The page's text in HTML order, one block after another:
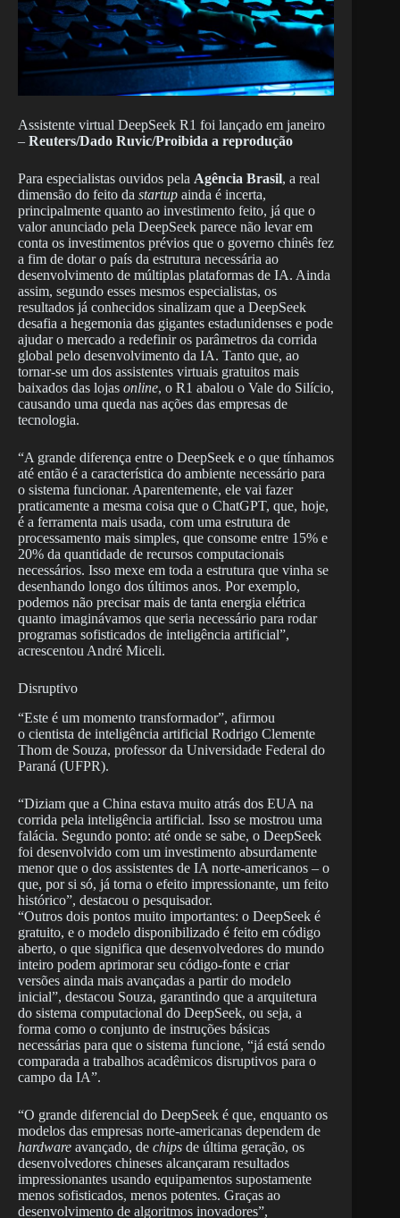
Assistente virtual DeepSeek R1 foi lançado em janeiro
– Reuters/Dado Ruvic/Proibida a reprodução
Para especialistas ouvidos pela Agência Brasil, a real
dimensão do feito da startup ainda é incerta,
principalmente quanto ao investimento feito, já que o
valor anunciado pela DeepSeek parece não levar em
conta os investimentos prévios que o governo chinês fez
a fim de dotar o país da estrutura necessária ao
desenvolvimento de múltiplas plataformas de IA. Ainda
assim, segundo esses mesmos especialistas, os
resultados já conhecidos sinalizam que a DeepSeek
desafia a hegemonia das gigantes estadunidenses e pode
ajudar o mercado a redefinir os parâmetros da corrida
global pelo desenvolvimento da IA. Tanto que, ao
tornar-se um dos assistentes virtuais gratuitos mais
baixados das lojas online, o R1 abalou o Vale do Silício,
causando uma queda nas ações das empresas de
tecnologia.
“A grande diferença entre o DeepSeek e o que tínhamos
até então é a característica do ambiente necessário para
o sistema funcionar. Aparentemente, ele vai fazer
praticamente a mesma coisa que o ChatGPT, que, hoje,
é a ferramenta mais usada, com uma estrutura de
processamento mais simples, que consome entre 15% e
20% da quantidade de recursos computacionais
necessários. Isso mexe em toda a estrutura que vinha se
desenhando longo dos últimos anos. Por exemplo,
podemos não precisar mais de tanta energia elétrica
quanto imaginávamos que seria necessário para rodar
programas sofisticados de inteligência artificial”,
acrescentou André Miceli.
Disruptivo
“Este é um momento transformador”, afirmou
o cientista de inteligência artificial Rodrigo Clemente
Thom de Souza, professor da Universidade Federal do
Paraná (UFPR).
“Diziam que a China estava muito atrás dos EUA na
corrida pela inteligência artificial. Isso se mostrou uma
falácia. Segundo ponto: até onde se sabe, o DeepSeek
foi desenvolvido com um investimento absurdamente
menor que o dos assistentes de IA norte-americanos – o
que, por si só, já torna o efeito impressionante, um feito
histórico”, destacou o pesquisador.
“Outros dois pontos muito importantes: o DeepSeek é
gratuito, e o modelo disponibilizado é feito em código
aberto, o que significa que desenvolvedores do mundo
inteiro podem aprimorar seu código-fonte e criar
versões ainda mais avançadas a partir do modelo
inicial”, destacou Souza, garantindo que a arquitetura
do sistema computacional do DeepSeek, ou seja, a
forma como o conjunto de instruções básicas
necessárias para que o sistema funcione, “já está sendo
comparada a trabalhos acadêmicos disruptivos para o
campo da IA”.
“O grande diferencial do DeepSeek é que, enquanto os
modelos das empresas norte-americanas dependem de
hardware avançado, de chips de última geração, os
desenvolvedores chineses alcançaram resultados
impressionantes usando equipamentos supostamente
menos sofisticados, menos potentes. Graças ao
desenvolvimento de algoritmos inovadores”,